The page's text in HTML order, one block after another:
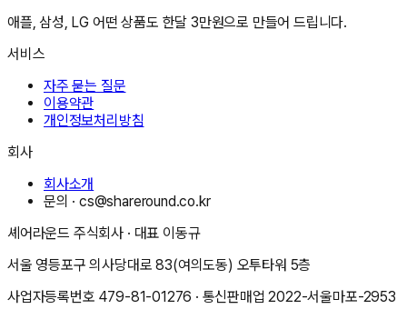
애플, 삼성, LG 어떤 상품도 한달 3만원으로 만들어 드립니다.
서비스
자주 묻는 질문
이용약관
개인정보처리방침
회사
회사소개
문의 ·cs@shareround.co.kr
셰어라운드 주식회사 · 대표 이동규
서울 영등포구 의사당대로 83(여의도동) 오투타워 5층
사업자등록번호 479-81-01276 · 통신판매업2022-서울마포-2953